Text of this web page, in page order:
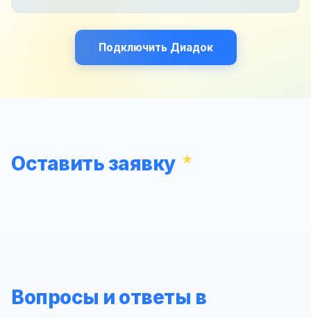
Подключить Диадок
Оставить заявку
Вопросы и ответы в